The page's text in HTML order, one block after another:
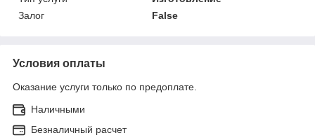
Залог
False
Условия оплаты
Оказание услуги только по предоплате.
Наличными
Безналичный расчет